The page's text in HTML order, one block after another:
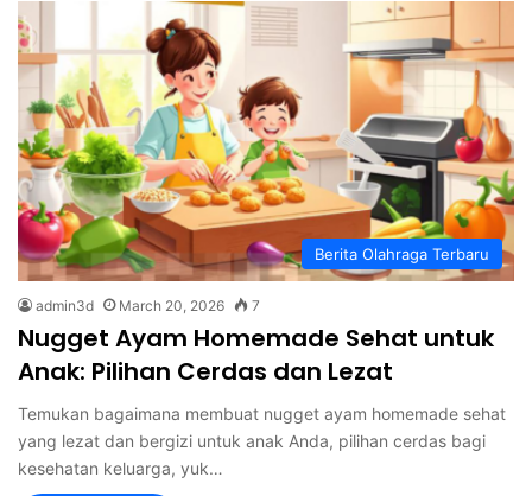
Berita Olahraga Terbaru
admin3d March 20, 2026 7
Nugget Ayam Homemade Sehat untuk
Anak: Pilihan Cerdas dan Lezat
Temukan bagaimana membuat nugget ayam homemade sehat
yang lezat dan bergizi untuk anak Anda, pilihan cerdas bagi
kesehatan keluarga, yuk…